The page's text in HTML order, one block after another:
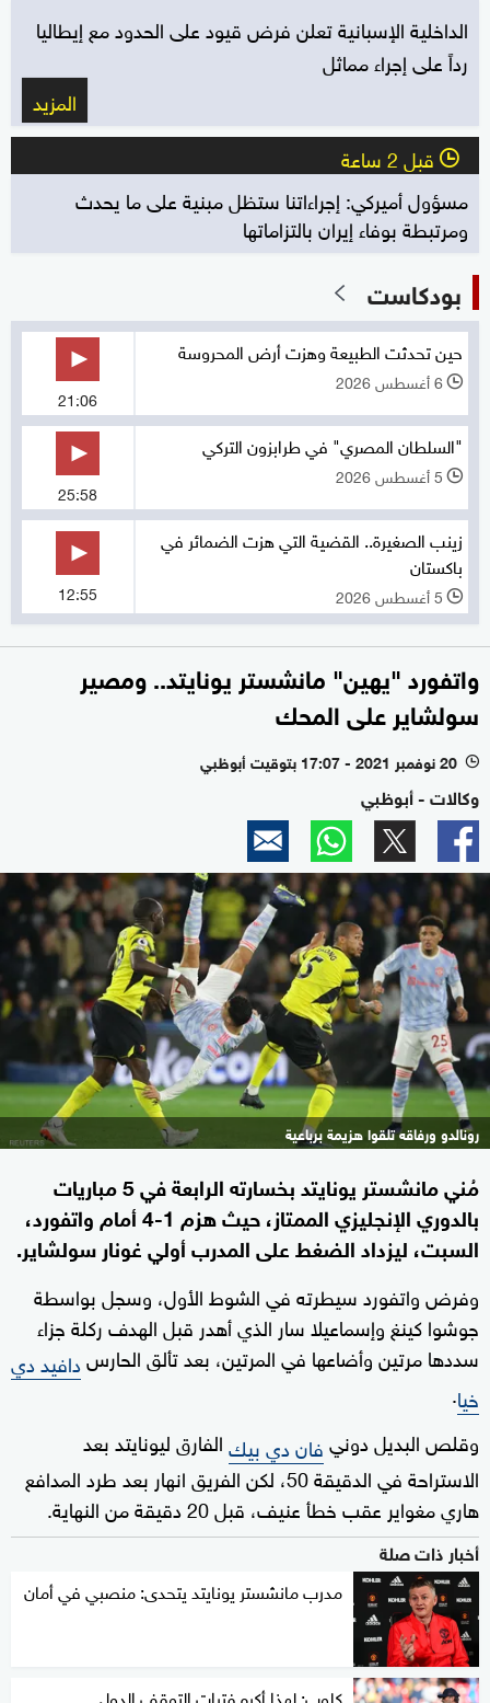
الداخلية الإسبانية تعلن فرض قيود على الحدود مع إيطاليا
رداً على إجراء مماثل
المزيد
l قبل 2 ساعة
مسؤول أميركي: إجراءاتنا ستظل مبنية على ما يحدث
ومرتبطة بوفاء إيران بالتزاماتها
بودكاست
حين تحدثت الطبيعة وهزت أرض المحروسة
l 6 أغسطس 2026
21:06
"السلطان المصري" في طرابزون التركي
l 5 أغسطس 2026
25:58
زينب الصغيرة.. القضية التي هزت الضمائر في
باكستان
l 5 أغسطس 2026 12:55
واتفورد "يهين" مانشستر يونايتد.. ومصير
سولشاير على المحك
l 20 نوفمبر 2021 - 17:07 بتوقيت أبوظبي
وكالات - أبوظبي
رونالدو ورفاقه تلقوا هزيمة برباعية
مُني مانشستر يونايتد بخسارته الرابعة في 5 مباريات
بالدوري الإنجليزي الممتاز، حيث هزم 1-4 أمام واتفورد،
السبت، ليزداد الضغط على المدرب أولي غونار سولشاير.
وفرض واتفورد سيطرته في الشوط الأول، وسجل بواسطة
جوشوا كينغ وإسماعيلا سار الذي أهدر قبل الهدف ركلة جزاء
سددها مرتين وأضاعها في المرتين، بعد تألق الحارسدافيد دي
خيا.
وقلص البديل دونيفان دي بيكالفارق ليونايتد بعد
الاستراحة في الدقيقة 50، لكن الفريق انهار بعد طرد المدافع
هاري مغواير عقب خطأ عنيف، قبل 20 دقيقة من النهاية.
أخبار ذات صلة
مدرب مانشستر يونايتد يتحدى: منصبي في أمان
كلوب: لهذا أكره فترات التوقف الدولي